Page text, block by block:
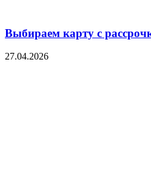
Выбираем карту с
27.04.2026